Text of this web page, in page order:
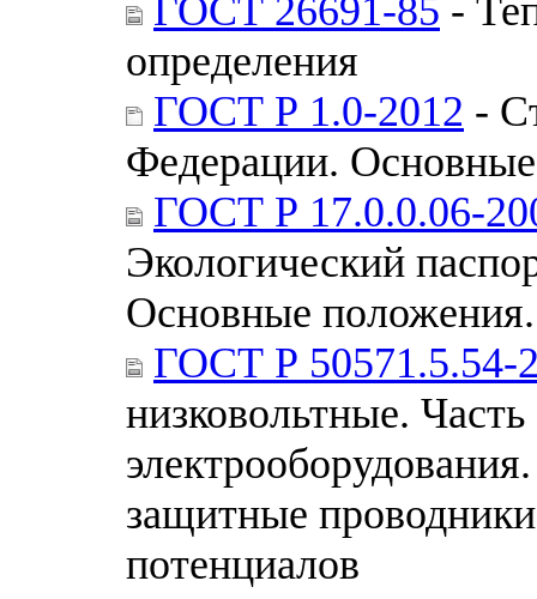
ГОСТ 26691-85 -
определения
ГОСТ Р 1.0-2012 -
Федерации.
ГОСТ Р 17.0.0.06-
Экологический
Основные
ГОСТ Р 50571.5.54-
низковольтные.
защитные
потенциалов